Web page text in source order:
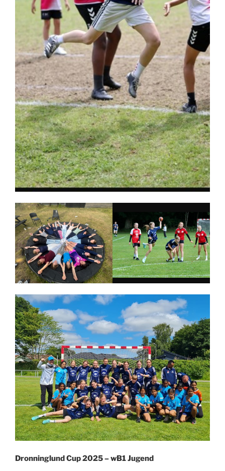
Dronninglund Cup 2025 – wB1 Jugend